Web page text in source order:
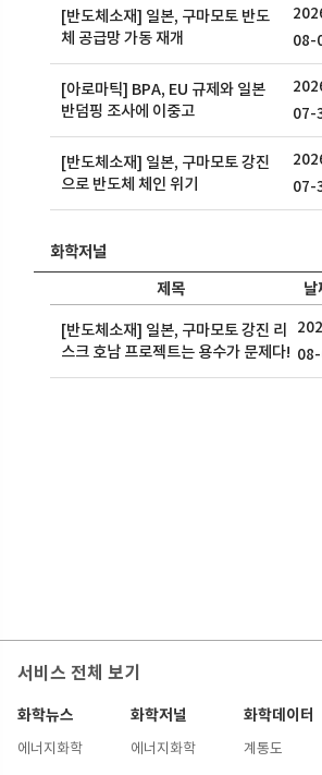
[반도체소재] 일본, 구마모토 반도
체 공급망 가동 재개
08-
[아로마틱] BPA, EU 규제와 일본
반덤핑 조사에 이중고
07-
[반도체소재] 일본, 구마모토 강진
으로 반도체 체인 위기
07-
화학저널
제목
날
[반도체소재] 일본, 구마모토 강진 리
스크 호남 프로젝트는 용수가 문제다!
서비스 전체 보기
화학뉴스
에너지화학
화학저널
에너지화학
화학데이터
계통도